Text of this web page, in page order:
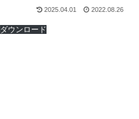
2025.04.01 2022.08.26
ダウンロード